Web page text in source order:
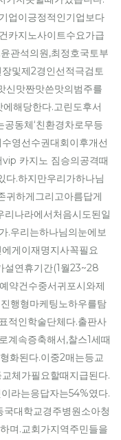
업이긍정적인기업보다
카지노사이트수요가급
관석의원,최정호국토부
및제2경인선적극검토
신맛짠맛쓴맛의범주를
해당한다.고린도후서
동체‘친환경차로무등
영선수권대회이후개선
카지노 짐승의공격때
다.하지만우리가하나님
귀하게그리고아름답게
리나라에서처음시도된일
.우리는하나님의눈에보
게이재명지사꼭필요
설연휴기간(1월23~28
약건수중서귀포시와제
행형마케팅노하우를탐
적인학술단체다.출판사
계속증축해서,찰스1세때
화된다.이중2매는등교
체가필요할때지급된다.
라는응답자는54%였다.
대학교경주병원소아청
며.교회가지역주민들을